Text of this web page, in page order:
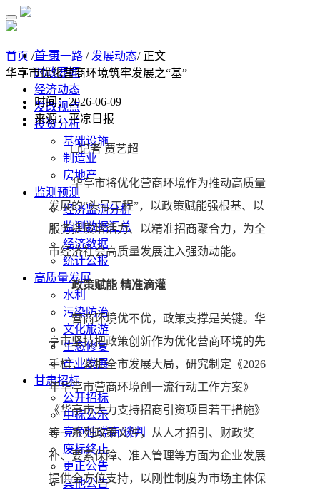
首 页
时政要闻
经济动态
发改视点
投资分析
基础设施
制造业
房地产
监测预测
经济监测分析
监测数据汇总
经济数据
统计公报
高质量发展
水利
污染防治
文化旅游
生态修复
产业发展
甘肃招标
公开招标
中标公示
竞争性磋商/谈判
废标终止
更正公告
其他公告
首页 /一带一路 / 发展动态/ 正文
华亭市优化营商环境筑牢发展之“基”
时间：2026-06-09
来源：平凉日报
□记者 贾艺超
华亭市将优化营商环境作为推动高质量
发展的“头号工程”，以政策赋能强根基、以
服务提质增活力、以精准招商聚合力，为全
市经济社会高质量发展注入强劲动能。
政策赋能 精准滴灌
营商环境优不优，政策支撑是关键。华
亭市坚持把政策创新作为优化营商环境的先
手棋，紧扣全市发展大局，研究制定《2026
年华亭市营商环境创一流行动工作方案》
《华亭市大力支持招商引资项目若干措施》
等一系列政策文件，从人才招引、财政奖
补、要素保障、准入管理等方面为企业发展
提供全方位支持，以刚性制度为市场主体保